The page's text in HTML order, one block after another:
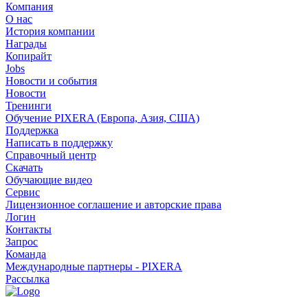
Компания
О нас
История компании
Награды
Копирайт
Jobs
Новости и события
Новости
Тренинги
Обучение PIXERA (Европа, Азия, США)
Поддержка
Написать в поддержку
Справочный центр
Скачать
Обучающие видео
Сервис
Лицензионное соглашение и авторские права
Логин
Контакты
Запрос
Команда
Международные партнеры - PIXERA
Рассылка